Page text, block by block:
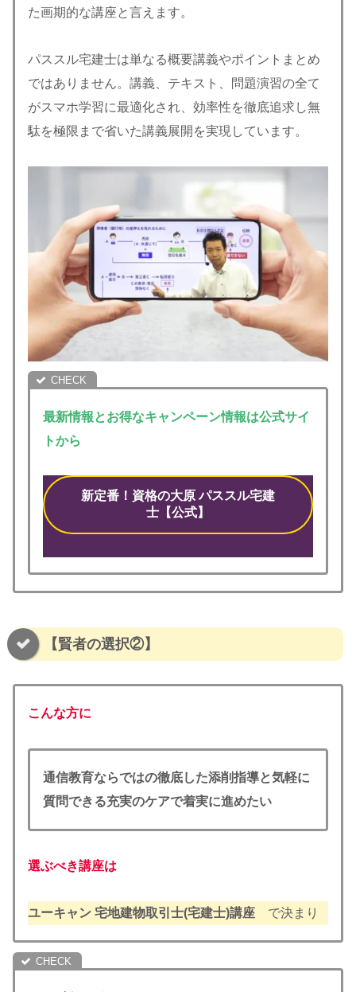
た画期的な講座と言えます。
パススル宅建士は単なる概要講義やポイントまとめ
ではありません。講義、テキスト、問題演習の全て
がスマホ学習に最適化され、効率性を徹底追求し無
駄を極限まで省いた講義展開を実現しています。
最新情報とお得なキャンペーン情報は公式サイ
トから
新定番！資格の大原 パススル宅建
士【公式】
【賢者の選択②】
こんな方に
通信教育ならではの徹底した添削指導と気軽に
質問できる充実のケアで着実に進めたい
選ぶべき講座は
ユーキャン 宅地建物取引士(宅建士)講座 で決まり